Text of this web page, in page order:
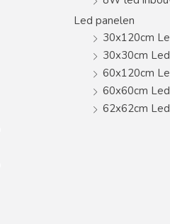
Led panelen
30x120cm
30x30cm
60x120cm
60x60cm
62x62cm